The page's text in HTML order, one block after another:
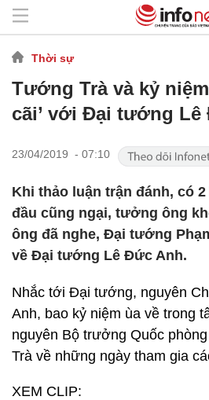
Thời sự
Tướng Trà và kỷ
cãi’ với Đại tướng Lê
23/04/2019 - 07:10
Khi thảo luận trận đánh, có
đầu cũng ngại, tưởng ông
ông đã nghe, Đại tướng
về Đại tướng Lê Đức Anh.
Nhắc tới Đại tướng, nguyên
Anh, bao kỷ niệm ùa về trong
nguyên Bộ trưởng Quốc
Trà về những ngày tham gia
XEM CLIP: